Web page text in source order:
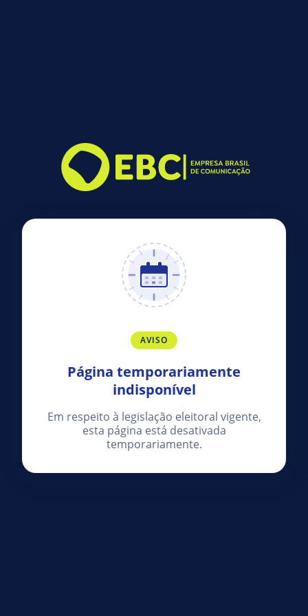
AVISO
Página temporariamente
indisponível
Em respeito à legislação eleitoral vigente,
esta página está desativada
temporariamente.